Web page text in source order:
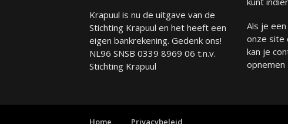
Krapuul is nu de uitgave van de
Stichting Krapuul en het heeft een
eigen bankrekening. Gedenk ons!
NL96 SNSB 0339 8969 06 t.n.v.
Stichting Krapuul
Als je
onze site
kan je
opnemen
Home Privacybeleid